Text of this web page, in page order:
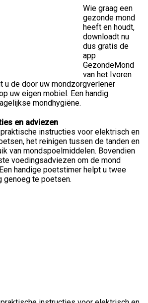
Wie graag een
gezonde mond
heeft en houdt,
downloadt nu
dus gratis de
app
GezondeMond
van het Ivoren
u de door uw mondzorgverlener
uw eigen mobiel. Een handig
mondhygiëne.
en adviezen
instructies voor elektrisch en
het reinigen tussen de tanden en
van mondspoelmiddelen. Bovendien
voedingsadviezen om de mond
handige poetstimer helpt u twee
genoeg te poetsen.